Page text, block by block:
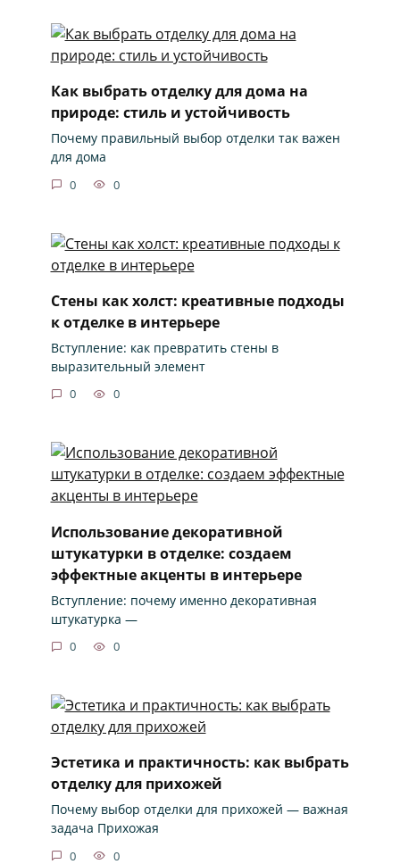
Как выбрать отделку для дома на
природе: стиль и устойчивость
Почему правильный выбор отделки так важен
для дома
0 0
Стены как холст: креативные подходы
к отделке в интерьере
Вступление: как превратить стены в
выразительный элемент
0 0
Использование декоративной
штукатурки в отделке: создаем
эффектные акценты в интерьере
Вступление: почему именно декоративная
штукатурка —
0 0
Эстетика и практичность: как выбрать
отделку для прихожей
Почему выбор отделки для прихожей — важная
задача Прихожая
0 0